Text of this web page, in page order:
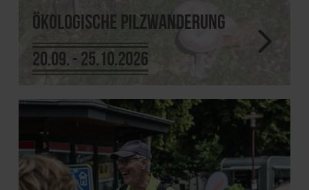
Ökologische Pilzwanderung
20.09. - 25.10.2026